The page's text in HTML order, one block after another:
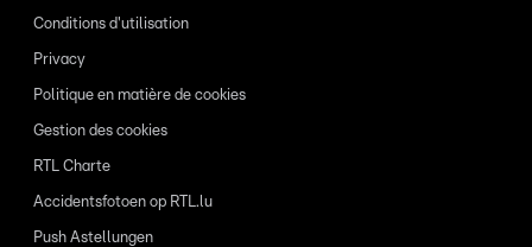
Conditions d'utilisation
Privacy
Politique en matière de cookies
Gestion des cookies
RTL Charte
Accidentsfotoen op RTL.lu
Push Astellungen